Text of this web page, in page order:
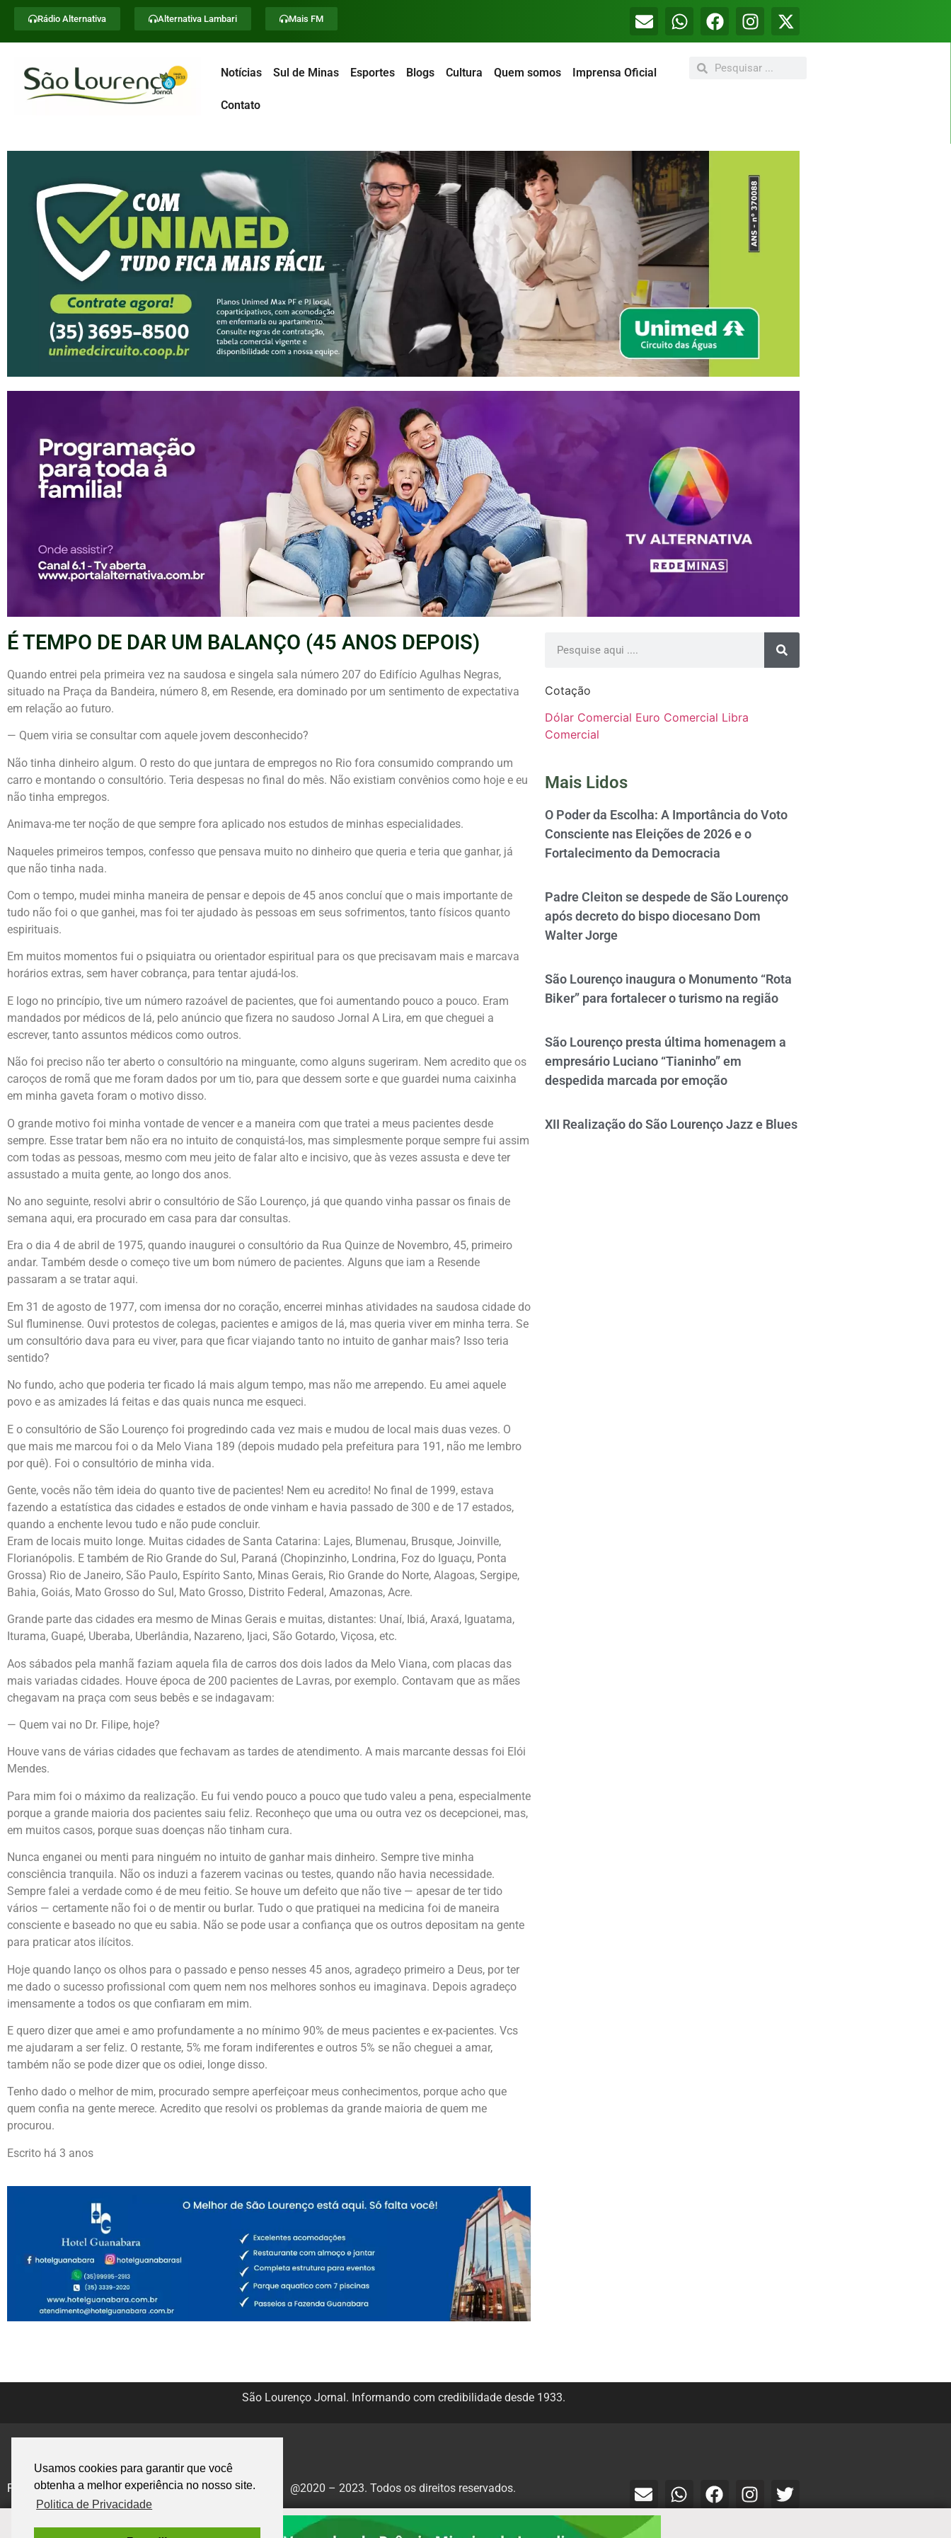
Usamos cookies para garantir que você
obtenha a melhor experiência no nosso site.
Politica de Privacidade
Rádio Alternativa Alternativa Lambari Mais FM
Notícias Sul de Minas Esportes Blogs Cultura Quem somos Imprensa Oficial
Contato
É TEMPO DE DAR UM BALANÇO (45 ANOS DEPOIS)
Quando entrei pela primeira vez na saudosa e singela sala número 207 do Edifício Agulhas Negras,
situado na Praça da Bandeira, número 8, em Resende, era dominado por um sentimento de expectativa
em relação ao futuro.
— Quem viria se consultar com aquele jovem desconhecido?
Não tinha dinheiro algum. O resto do que juntara de empregos no Rio fora consumido comprando um
carro e montando o consultório. Teria despesas no final do mês. Não existiam convênios como hoje e eu
não tinha empregos.
Animava-me ter noção de que sempre fora aplicado nos estudos de minhas especialidades.
Naqueles primeiros tempos, confesso que pensava muito no dinheiro que queria e teria que ganhar, já
que não tinha nada.
Com o tempo, mudei minha maneira de pensar e depois de 45 anos concluí que o mais importante de
tudo não foi o que ganhei, mas foi ter ajudado às pessoas em seus sofrimentos, tanto físicos quanto
espirituais.
Em muitos momentos fui o psiquiatra ou orientador espiritual para os que precisavam mais e marcava
horários extras, sem haver cobrança, para tentar ajudá-los.
E logo no princípio, tive um número razoável de pacientes, que foi aumentando pouco a pouco. Eram
mandados por médicos de lá, pelo anúncio que fizera no saudoso Jornal A Lira, em que cheguei a
escrever, tanto assuntos médicos como outros.
Não foi preciso não ter aberto o consultório na minguante, como alguns sugeriram. Nem acredito que os
caroços de romã que me foram dados por um tio, para que dessem sorte e que guardei numa caixinha
em minha gaveta foram o motivo disso.
O grande motivo foi minha vontade de vencer e a maneira com que tratei a meus pacientes desde
sempre. Esse tratar bem não era no intuito de conquistá-los, mas simplesmente porque sempre fui assim
com todas as pessoas, mesmo com meu jeito de falar alto e incisivo, que às vezes assusta e deve ter
assustado a muita gente, ao longo dos anos.
No ano seguinte, resolvi abrir o consultório de São Lourenço, já que quando vinha passar os finais de
semana aqui, era procurado em casa para dar consultas.
Era o dia 4 de abril de 1975, quando inaugurei o consultório da Rua Quinze de Novembro, 45, primeiro
andar. Também desde o começo tive um bom número de pacientes. Alguns que iam a Resende
passaram a se tratar aqui.
Em 31 de agosto de 1977, com imensa dor no coração, encerrei minhas atividades na saudosa cidade do
Sul fluminense. Ouvi protestos de colegas, pacientes e amigos de lá, mas queria viver em minha terra. Se
um consultório dava para eu viver, para que ficar viajando tanto no intuito de ganhar mais? Isso teria
sentido?
No fundo, acho que poderia ter ficado lá mais algum tempo, mas não me arrependo. Eu amei aquele
povo e as amizades lá feitas e das quais nunca me esqueci.
E o consultório de São Lourenço foi progredindo cada vez mais e mudou de local mais duas vezes. O
que mais me marcou foi o da Melo Viana 189 (depois mudado pela prefeitura para 191, não me lembro
por quê). Foi o consultório de minha vida.
Gente, vocês não têm ideia do quanto tive de pacientes! Nem eu acredito! No final de 1999, estava
fazendo a estatística das cidades e estados de onde vinham e havia passado de 300 e de 17 estados,
quando a enchente levou tudo e não pude concluir.
Eram de locais muito longe. Muitas cidades de Santa Catarina: Lajes, Blumenau, Brusque, Joinville,
Florianópolis. E também de Rio Grande do Sul, Paraná (Chopinzinho, Londrina, Foz do Iguaçu, Ponta
Grossa) Rio de Janeiro, São Paulo, Espírito Santo, Minas Gerais, Rio Grande do Norte, Alagoas, Sergipe,
Bahia, Goiás, Mato Grosso do Sul, Mato Grosso, Distrito Federal, Amazonas, Acre.
Grande parte das cidades era mesmo de Minas Gerais e muitas, distantes: Unaí, Ibiá, Araxá, Iguatama,
Iturama, Guapé, Uberaba, Uberlândia, Nazareno, Ijaci, São Gotardo, Viçosa, etc.
Aos sábados pela manhã faziam aquela fila de carros dos dois lados da Melo Viana, com placas das
mais variadas cidades. Houve época de 200 pacientes de Lavras, por exemplo. Contavam que as mães
chegavam na praça com seus bebês e se indagavam:
— Quem vai no Dr. Filipe, hoje?
Houve vans de várias cidades que fechavam as tardes de atendimento. A mais marcante dessas foi Elói
Mendes.
Para mim foi o máximo da realização. Eu fui vendo pouco a pouco que tudo valeu a pena, especialmente
porque a grande maioria dos pacientes saiu feliz. Reconheço que uma ou outra vez os decepcionei, mas,
em muitos casos, porque suas doenças não tinham cura.
Nunca enganei ou menti para ninguém no intuito de ganhar mais dinheiro. Sempre tive minha
consciência tranquila. Não os induzi a fazerem vacinas ou testes, quando não havia necessidade.
Sempre falei a verdade como é de meu feitio. Se houve um defeito que não tive — apesar de ter tido
vários — certamente não foi o de mentir ou burlar. Tudo o que pratiquei na medicina foi de maneira
consciente e baseado no que eu sabia. Não se pode usar a confiança que os outros depositam na gente
para praticar atos ilícitos.
Hoje quando lanço os olhos para o passado e penso nesses 45 anos, agradeço primeiro a Deus, por ter
me dado o sucesso profissional com quem nem nos melhores sonhos eu imaginava. Depois agradeço
imensamente a todos os que confiaram em mim.
E quero dizer que amei e amo profundamente a no mínimo 90% de meus pacientes e ex-pacientes. Vcs
me ajudaram a ser feliz. O restante, 5% me foram indiferentes e outros 5% se não cheguei a amar,
também não se pode dizer que os odiei, longe disso.
Tenho dado o melhor de mim, procurado sempre aperfeiçoar meus conhecimentos, porque acho que
quem confia na gente merece. Acredito que resolvi os problemas da grande maioria de quem me
procurou.
Escrito há 3 anos
Cotação
Dólar Comercial Euro Comercial Libra
Comercial
Mais Lidos
O Poder da Escolha: A Importância do Voto
Consciente nas Eleições de 2026 e o
Fortalecimento da Democracia
Padre Cleiton se despede de São Lourenço
após decreto do bispo diocesano Dom
Walter Jorge
São Lourenço inaugura o Monumento “Rota
Biker” para fortalecer o turismo na região
São Lourenço presta última homenagem a
empresário Luciano “Tianinho” em
despedida marcada por emoção
XII Realização do São Lourenço Jazz e Blues
São Lourenço Jornal. Informando com credibilidade desde 1933.
Politica de Privacidade @2020 – 2023. Todos os direitos reservados.